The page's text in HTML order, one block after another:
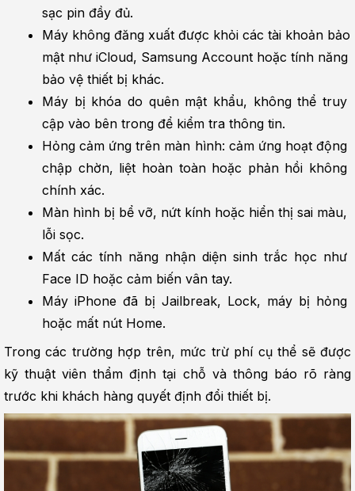
sạc pin đầy đủ.
Máy không đăng xuất được khỏi các tài khoản bảo
mật như iCloud, Samsung Account hoặc tính năng
bảo vệ thiết bị khác.
Máy bị khóa do quên mật khẩu, không thể truy
cập vào bên trong để kiểm tra thông tin.
Hỏng cảm ứng trên màn hình: cảm ứng hoạt động
chập chờn, liệt hoàn toàn hoặc phản hồi không
chính xác.
Màn hình bị bể vỡ, nứt kính hoặc hiển thị sai màu,
lỗi sọc.
Mất các tính năng nhận diện sinh trắc học như
Face ID hoặc cảm biến vân tay.
Máy iPhone đã bị Jailbreak, Lock, máy bị hỏng
hoặc mất nút Home.
Trong các trường hợp trên, mức trừ phí cụ thể sẽ được
kỹ thuật viên thẩm định tại chỗ và thông báo rõ ràng
trước khi khách hàng quyết định đổi thiết bị.